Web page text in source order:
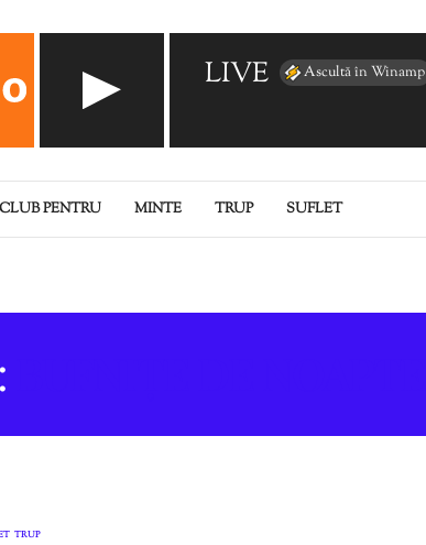
LIVE Ascultă în Winamp
CLUB PENTRU MINTE TRUP SUFLET
TRUP